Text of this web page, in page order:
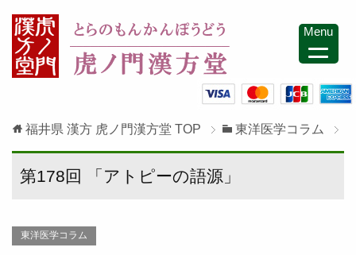
福井県 漢方 虎ノ門漢方堂 TOP 東洋医学コラム
第178回 「アトピーの語源」
東洋医学コラム
Menu